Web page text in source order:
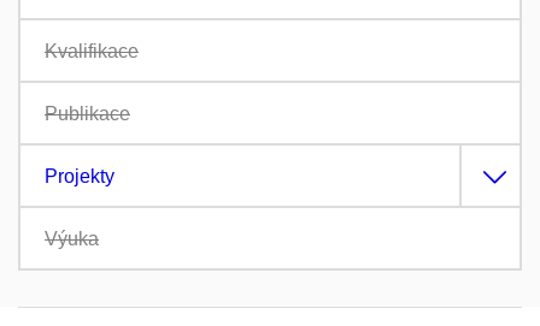
Kvalifikace
Publikace
Projekty
Výuka